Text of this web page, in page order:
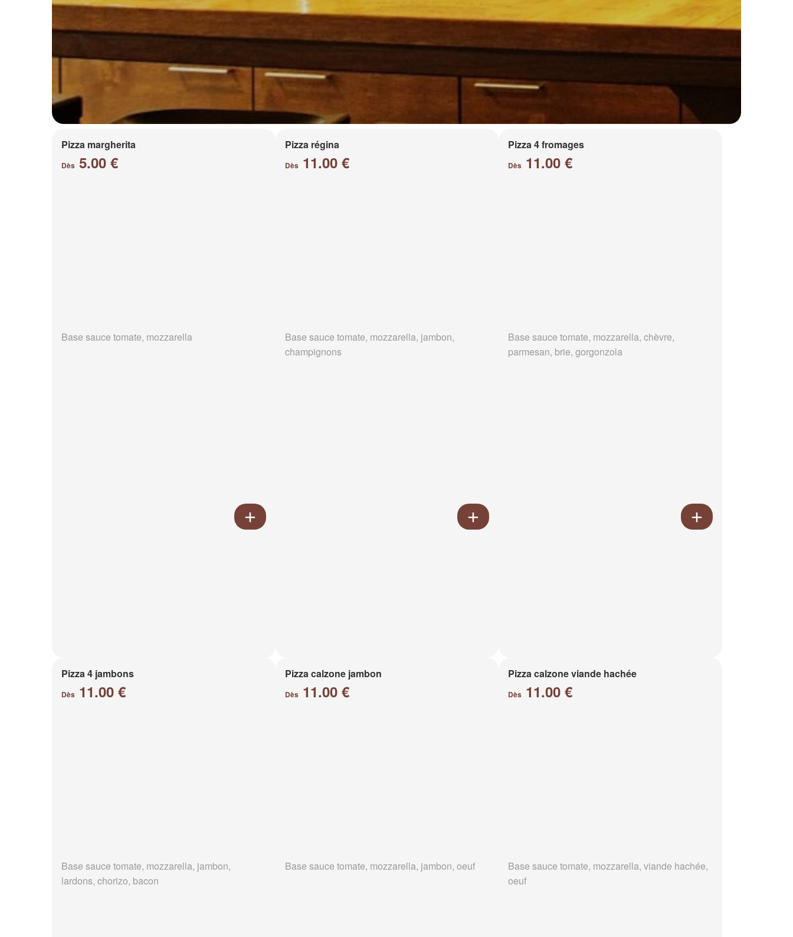
Pizza margherita
Dès 5.00 €
Base sauce tomate, mozzarella
Pizza régina
Dès11.00 €
Base sauce tomate, mozzarella, jambon,
champignons
Pizza 4 fromages
Dès 11.00 €
Base sauce tomate, mozzarella, chèvre,
parmesan, brie, gorgonzola
Pizza 4 jambons
Dès 11.00 €
Base sauce tomate, mozzarella, jambon,
lardons, chorizo, bacon
Pizza calzone jambon
Dès11.00 €
Base sauce tomate, mozzarella, jambon, oeuf
Pizza calzone viande hachée
Dès 11.00 €
Base sauce tomate, mozzarella, viande hachée,
oeuf